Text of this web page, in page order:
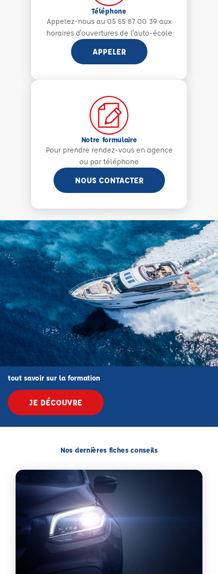
Téléphone
Appelez-nous au 05 55 87 00 39 aux
horaires d'ouvertures de l'auto-école
APPELER
Notre formulaire
Pour prendre rendez-vous en agence
ou par téléphone
NOUS CONTACTER
tout savoir sur la formation
JE DÉCOUVRE
Nos dernières fiches conseils